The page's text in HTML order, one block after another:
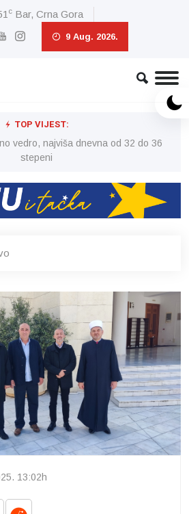
c Bar, Crna Gora
9 Aug. 2026.
TOP VIJEST:
vedro, najviša dnevna od 32 do 36
stepeni
13:02h